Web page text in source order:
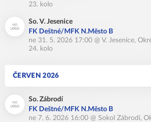
23. kolo
So. V. Jesenice
FK Deštné/MFK N.Město B
ne 31. 5. 2026 17:00 @ V. Jesenice,
24. kolo
ČERVEN 2026
So. Zábrodí
FK Deštné/MFK N.Město B
ne 7. 6. 2026 16:00 @ Sokol Zábrodí,